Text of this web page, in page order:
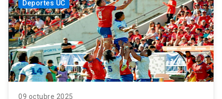
Deportes UC
09 octubre 2025